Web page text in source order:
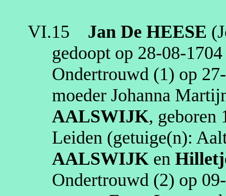
VI.15 Jan De HEESE
gedoopt op 28‑08‑1704
Ondertrouwd (1) op
moeder Johanna
AALSWIJK, geboren
Leiden (getuige(n):
AALSWIJK en
Ondertrouwd (2) op